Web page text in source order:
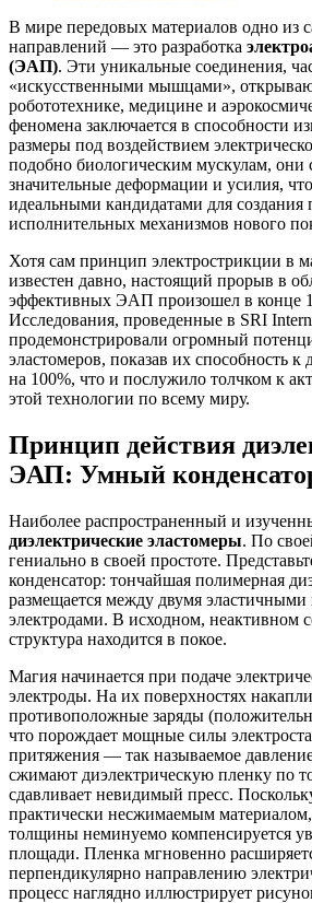
В мире передовых материалов одно из
направлений — это разработка
(ЭАП). Эти уникальные соединения,
«искусственными мышцами»,
робототехнике, медицине и
феномена заключается в способности
размеры под воздействием
подобно биологическим мускулам, они
значительные деформации и усилия,
идеальными кандидатами для создания
исполнительных механизмов нового
Хотя сам принцип электрострикции в
известен давно, настоящий прорыв в
эффективных ЭАП произошел в конце
Исследования, проведенные в SRI
продемонстрировали огромный
эластомеров, показав их способность
на 100%, что и послужило толчком к
этой технологии по всему миру.
Принцип действия
ЭАП: Умный
Наиболее распространенный и
диэлектрические эластомеры. По
гениально в своей простоте.
конденсатор: тончайшая полимерная
размещается между двумя
электродами. В исходном, неактивном
структура находится в покое.
Магия начинается при подаче
электроды. На их поверхностях
противоположные заряды
что порождает мощные силы
притяжения — так называемое
сжимают диэлектрическую пленку по
сдавливает невидимый пресс.
практически несжимаемым
толщины неминуемо компенсируется
площади. Пленка мгновенно
перпендикулярно направлению
процесс наглядно иллюстрирует